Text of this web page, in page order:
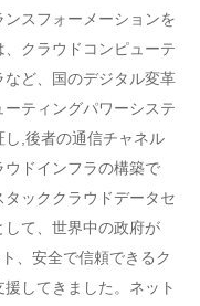
スフォーメーションを
クラウドコンピューテ
など、国のデジタル変革
ティングパワーシステ
し,後者の通信チャネル
ドインフラの構築で
ッククラウドデータセ
して、世界中の政府が
、安全で信頼できるク
してきました。ネット